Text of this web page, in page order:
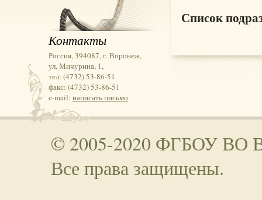
Список
Контакты
Россия, 394087, г. Воронеж,
ул. Мичурина, 1,
тел: (4732) 53-86-51
факс: (4732) 53-86-51
e-mail: написать письмо
© 2005-2020 ФГБОУ ВО
Все права защищены.